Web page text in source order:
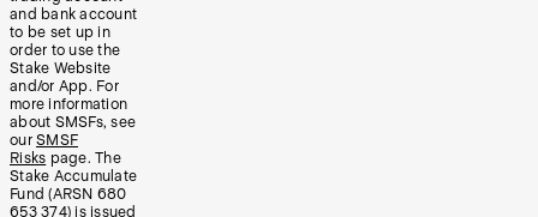
and bank account
to be set up in
order to use the
Stake Website
and/or App. For
more information
about SMSFs, see
our SMSF
Risks page. The
Stake Accumulate
Fund (ARSN 680
653 374) is issued